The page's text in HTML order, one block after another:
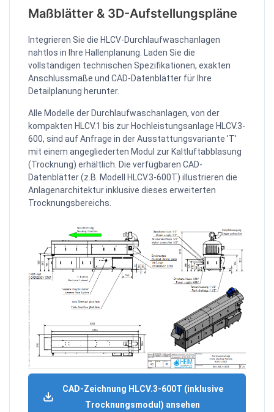
Maßblätter & 3D-Aufstellungspläne
Integrieren Sie die HLCV-Durchlaufwaschanlagen
nahtlos in Ihre Hallenplanung. Laden Sie die
vollständigen technischen Spezifikationen, exakten
Anschlussmaße und CAD-Datenblätter für Ihre
Detailplanung herunter.
Alle Modelle der Durchlaufwaschanlagen, von der
kompakten HLCV.1 bis zur Hochleistungsanlage HLCV.3-
600, sind auf Anfrage in der Ausstattungsvariante 'T'
mit einem angegliederten Modul zur Kaltluftabblasung
(Trocknung) erhältlich. Die verfügbaren CAD-
Datenblätter (z.B. Modell HLCV.3-600T) illustrieren die
Anlagenarchitektur inklusive dieses erweiterten
Trocknungsbereichs.
CAD-Zeichnung HLCV.3-600T (inklusive
Trocknungsmodul) ansehen